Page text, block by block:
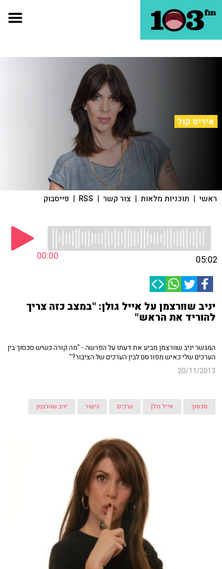
איריס קול
ראשי | תוכניות מלאות | צור קשר |
RSS
| פייסבוק
00:00 05:02
יניב שוורצמן על אייל גולן: "במצב כזה צריך
להוריד את הראש"
המגשר יניב שוורצמן מביע את דעתו על הפרשה - "מה קורה כשיש סכסוך בין
הערכים שלי כאיש מפורסם לבין הערכים של הציבור?"
20/11/2013
סכסוך אייל גולן ערכים גישור יניב שוורצמן